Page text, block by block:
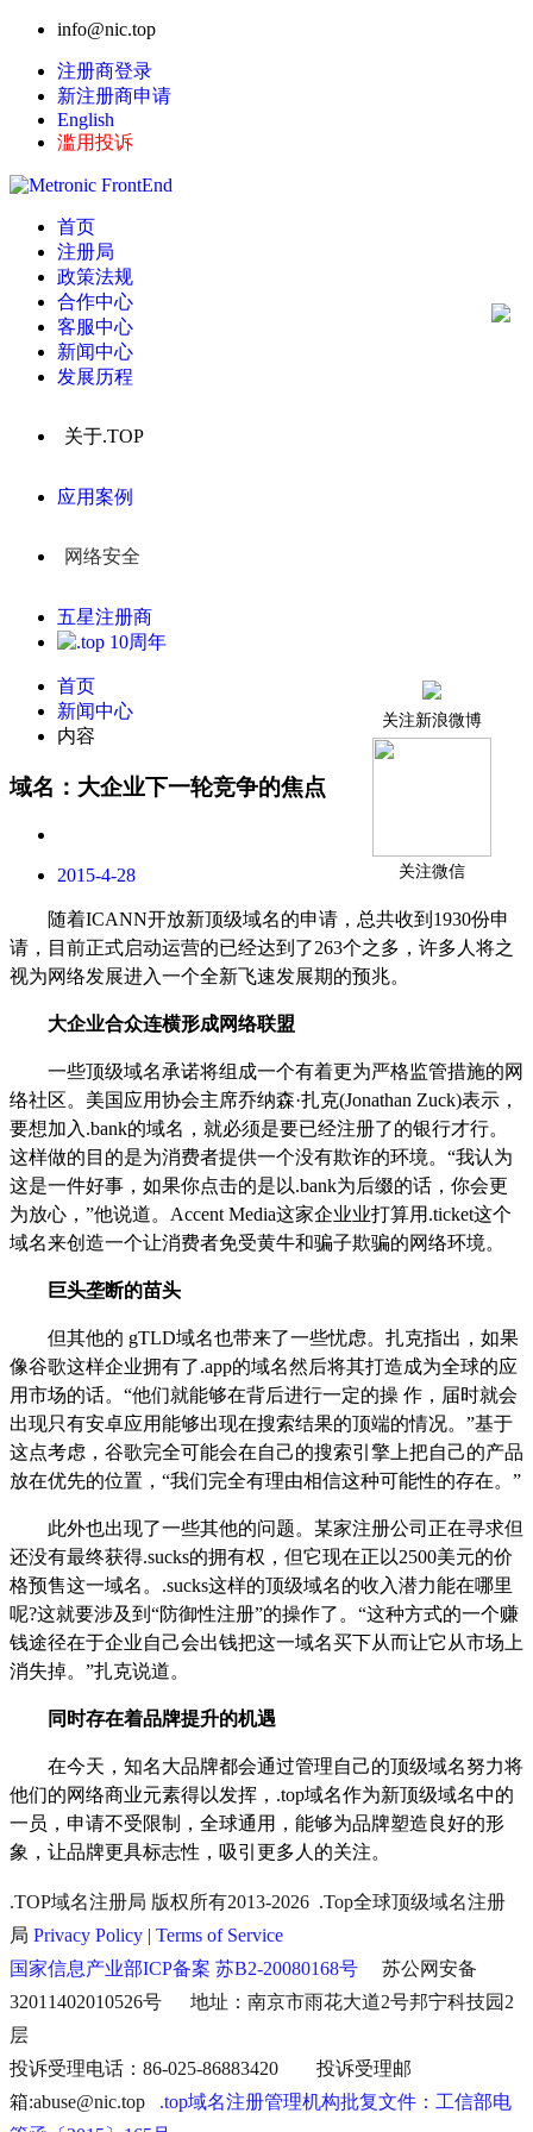
info@nic.top
注册商登录
新注册商申请
English
滥用投诉
首页
注册局
政策法规
合作中心
客服中心
新闻中心
发展历程
关于.TOP
应用案例
网络安全
五星注册商
关注新浪微博
关注微信
首页
新闻中心
内容
域名：大企业下一轮竞争的焦点
2015-4-28
随着ICANN开放新顶级域名的申请，总共收到 1930份申
请，目前正式启动运营的已经达到了263个之多，许多人将之
视为网络发展进入一个全新飞速发展期的预兆。
大企业合众连横形成网络联盟
一些顶级域名承诺将组成一个有着更为严格监管措施的网
络社区。美国应用协会主席乔纳森·扎克(Jonathan Zuck)表示，
要想加入.bank的域名，就必须是要已经注册了的银行才行。
这样做的目的是为消费者提供一个没有欺诈的环境。“我认为
这是一件好事，如果你点击的是以.bank为后缀的话，你会更
为放心，”他说道。 Accent Media这家企业业打算用 .ticket这个
域名来创造一个让消费者免受黄牛和骗子欺骗的网络环境。
巨头垄断的苗头
但其他的 gTLD域名也带来了一些忧虑。扎克指出，如果
像谷歌这样企业拥有了.app的域名然后将其打造成为全球的应
用市场的话。“他们就能够在背后进行一定的操 作，届时就会
出现只有安卓应用能够出现在搜索结果的顶端的情况。”基于
这点考虑，谷歌完全可能会在自己的搜索引擎上把自己的产品
放在优先的位置，“我们完全有理由相信这种可能性的存在。”
此外也出现了一些其他的问题。某家注册公司正在寻求但
还没有最终获得.sucks的拥有权，但它现在正以2500美元的价
格预售这一域名。 .sucks这样的顶级域名的收入潜力能在哪里
呢?这就要涉及到“防御性注册”的操作了。“这种方式的一个赚
钱途径在于企业自己会出钱把这一域名买下从而让它从市场上
消失掉。”扎克说道。
同时存在着品牌提升的机遇
在今天，知名大品牌都会通过管理自己的顶级域名努力将
他们的网络商业元素得以发挥， .top域名作为新顶级域名中的
一员，申请不受限制，全球通用，能够为品牌塑造良好的形
象，让品牌更具标志性，吸引更多人的关注。
.TOP域名注册局 版权所有2013-2026 .Top全球顶级域名注册
局 Privacy Policy | Terms of Service
国家信息产业部ICP备案 苏B2-20080168号 苏公网安备
32011402010526号 地址：南京市雨花大道2号邦宁科技园2
层
投诉受理电话：86-025-86883420 投诉受理邮
箱:abuse@nic.top .top域名注册管理机构批复文件：工信部电